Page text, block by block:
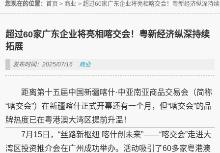
您现在的位置： 首页 > 商业 > 超过60家广东企业将亮相喀交会！粤新经济纵深持
超过60家广东企业将亮相喀交会！粤新经济纵深持续
拓展
发布时间：2025/07/16 商业
距离第十五届中国新疆喀什·中亚南亚商品交易会（简称
“喀交会”）在新疆喀什正式开幕还有一个月，但“喀交会”的品
牌热度已在粤港澳大湾区提前升温！
7月15日，“丝路新枢纽 喀什创未来”——“喀交会”走进大
湾区投资推介会在广州成功举办。活动吸引了60多家粤港澳